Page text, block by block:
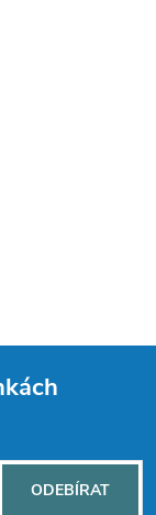
ODEBÍRAT